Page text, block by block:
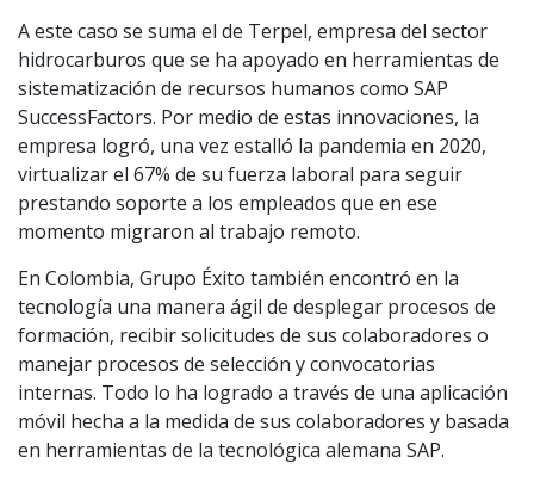
A este caso se suma el de Terpel, empresa del sector
hidrocarburos que se ha apoyado en herramientas de
sistematización de recursos humanos como SAP
SuccessFactors. Por medio de estas innovaciones, la
empresa logró, una vez estalló la pandemia en 2020,
virtualizar el 67% de su fuerza laboral para seguir
prestando soporte a los empleados que en ese
momento migraron al trabajo remoto.
En Colombia, Grupo Éxito también encontró en la
tecnología una manera ágil de desplegar procesos de
formación, recibir solicitudes de sus colaboradores o
manejar procesos de selección y convocatorias
internas. Todo lo ha logrado a través de una aplicación
móvil hecha a la medida de sus colaboradores y basada
en herramientas de la tecnológica alemana SAP.